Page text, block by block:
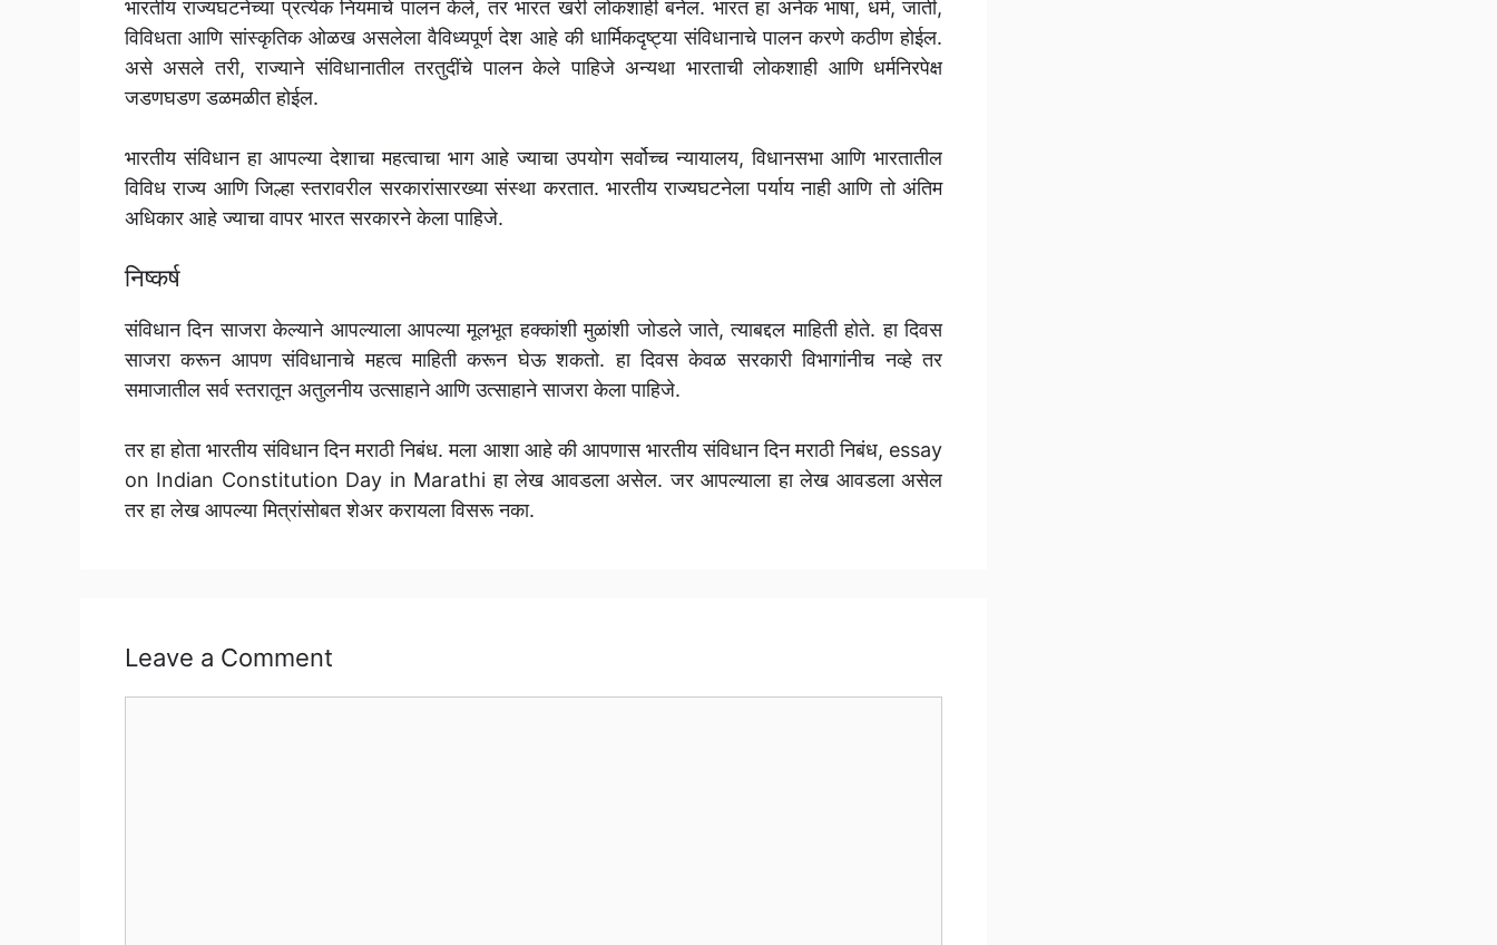
भारतीय राज्यघटनेच्या प्रत्येक नियमाचे पालन केले, तर भारत खरी लोकशाही बनेल. भारत हा अनेक भाषा, धर्म, जाती,
विविधता आणि सांस्कृतिक ओळख असलेला वैविध्यपूर्ण देश आहे की धार्मिकदृष्ट्या संविधानाचे पालन करणे कठीण होईल.
असे असले तरी, राज्याने संविधानातील तरतुदींचे पालन केले पाहिजे अन्यथा भारताची लोकशाही आणि धर्मनिरपेक्ष
जडणघडण डळमळीत होईल.
भारतीय संविधान हा आपल्या देशाचा महत्वाचा भाग आहे ज्याचा उपयोग सर्वोच्च न्यायालय, विधानसभा आणि भारतातील
विविध राज्य आणि जिल्हा स्तरावरील सरकारांसारख्या संस्था करतात. भारतीय राज्यघटनेला पर्याय नाही आणि तो अंतिम
अधिकार आहे ज्याचा वापर भारत सरकारने केला पाहिजे.
निष्कर्ष
संविधान दिन साजरा केल्याने आपल्याला आपल्या मूलभूत हक्कांशी मुळांशी जोडले जाते, त्याबद्दल माहिती होते. हा दिवस
साजरा करून आपण संविधानाचे महत्व माहिती करून घेऊ शकतो. हा दिवस केवळ सरकारी विभागांनीच नव्हे तर
समाजातील सर्व स्तरातून अतुलनीय उत्साहाने आणि उत्साहाने साजरा केला पाहिजे.
तर हा होता भारतीय संविधान दिन मराठी निबंध. मला आशा आहे की आपणास भारतीय संविधान दिन मराठी निबंध, essay
on Indian Constitution Day in Marathi हा लेख आवडला असेल. जर आपल्याला हा लेख आवडला असेल
तर हा लेख आपल्या मित्रांसोबत शेअर करायला विसरू नका.
Leave a Comment